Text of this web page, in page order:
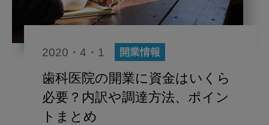
歯科医院経営 感染予防
いま○○が知りたい 歯科助手
コンポジットレジン
2020・4・1 開業情報
歯科医院の開業に資金はいくら
必要？内訳や調達方法、ポイン
トまとめ